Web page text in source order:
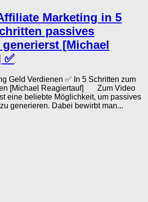
Marketing in 5
passives
[Michael
Geld Verdienen ✅ In 5 Schritten zum
[Michael Reagiertauf] Zum Video
eine beliebte Möglichkeit, um passives
generieren. Dabei bewirbt man...